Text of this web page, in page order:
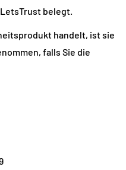
LetsTrust belegt.
handelt, ist sie
falls Sie die